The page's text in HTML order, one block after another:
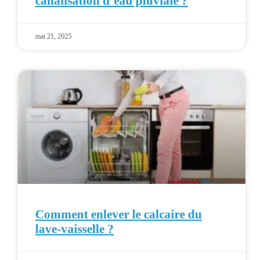
mai 21, 2025
Comment enlever le calcaire du
lave-vaisselle ?